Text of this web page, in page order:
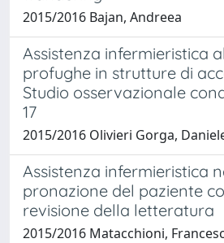
2015/2016 Bajan, Andreea
Assistenza infermieristica
profughe in strutture di
Studio osservazionale
17
2015/2016 Olivieri Gorga,
Assistenza infermieristica
pronazione del paziente
revisione della letteratura
2015/2016 Matacchioni,